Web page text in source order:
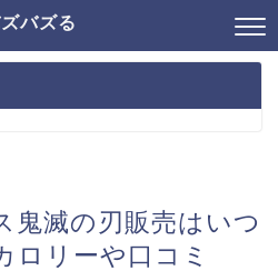
バズる
鬼滅の刃販売はいつ
ロリーや口コミ